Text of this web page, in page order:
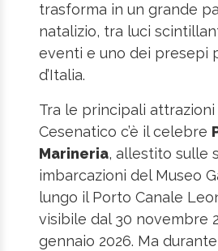
trasforma in un grande
natalizio, tra luci
eventi e uno dei presepi
d’Italia.
Tra le principali
Cesenatico c’è il celebre
Marineria, allestito sulle
imbarcazioni del Museo
lungo il Porto Canale
visibile dal 30 novembre
gennaio 2026. Ma